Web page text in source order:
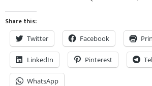
Share this:
Twitter Facebook
LinkedIn Pinterest
WhatsApp